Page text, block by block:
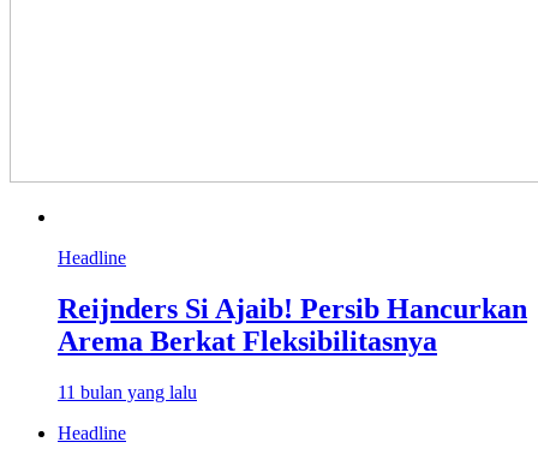
Headline
Reijnders Si Ajaib! Persib Hancurkan
Arema Berkat Fleksibilitasnya
11 bulan yang lalu
Headline